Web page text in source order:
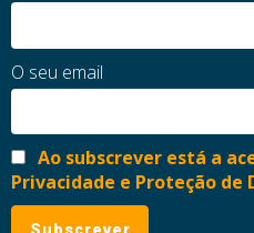
O seu email
Ao subscrever está a
Privacidade e Proteção de